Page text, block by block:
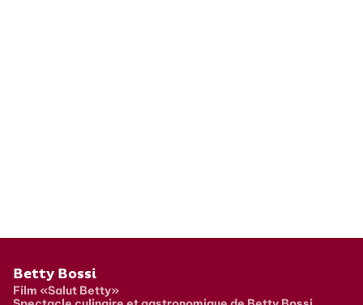
Pied de page
Betty Bossi
Film «Salut Betty»